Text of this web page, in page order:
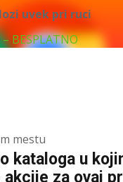
uvek pri ruci
BESPLATNO
mestu
kataloga u
za ovaj